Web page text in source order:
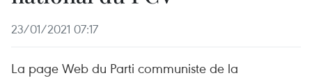
23/01/2021 07:17
La page Web du Parti communiste de la